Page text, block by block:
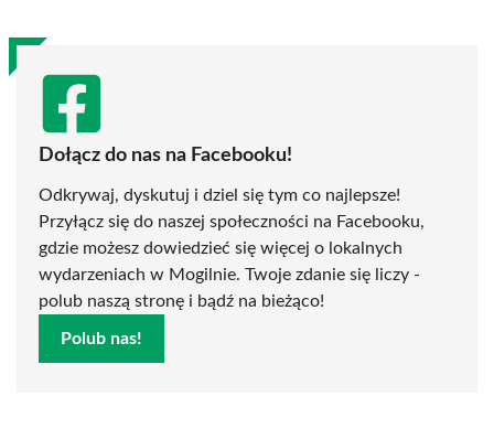
Dołącz do nas na Facebooku!
Odkrywaj, dyskutuj i dziel się tym co najlepsze!
Przyłącz się do naszej społeczności na Facebooku,
gdzie możesz dowiedzieć się więcej o lokalnych
wydarzeniach w Mogilnie. Twoje zdanie się liczy -
polub naszą stronę i bądź na bieżąco!
Polub nas!